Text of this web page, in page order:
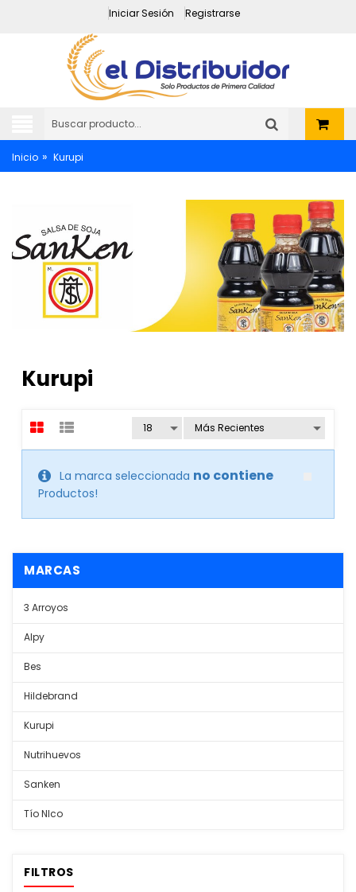
Iniciar Sesión Registrarse
Inicio » Kurupi
Kurupi
La marca seleccionada no contiene
Productos!
MARCAS
3 Arroyos
Alpy
Bes
Hildebrand
Kurupi
Nutrihuevos
Sanken
Tío NIco
FILTROS